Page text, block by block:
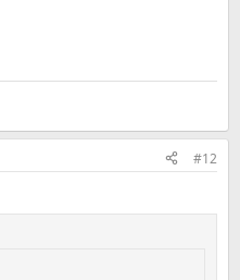
#12